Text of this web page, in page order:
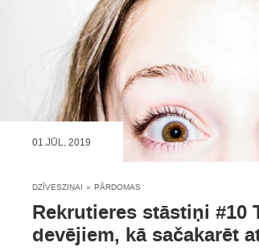
01.JŪL, 2019
DZĪVESZIŅAI » PĀRDOMAS
Rekrutieres stāstiņi #10
devējiem, kā sačakarēt